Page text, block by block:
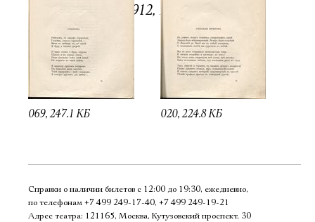
СПб.: Аполлон, 1912, 128 с.
069, 247.1 КБ 020, 224.8 КБ
Справки о наличии билетов с 12:00 до 19:30, ежедневно,
по телефонам +7 499 249‑17‑40, +7 499 249‑19‑21
Адрес театра: 121165, Москва, Кутузовский проспект, 30